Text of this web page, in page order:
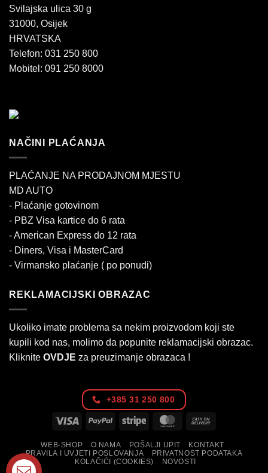
Svilajska ulica 30 g
31000, Osijek
HRVATSKA
Telefon: 031 250 800
Mobitel: 091 250 8000
NAČINI PLAĆANJA
PLAĆANJE NA PRODAJNOM MJESTU
MD AUTO
- Plaćanje gotovinom
- PBZ Visa kartice do 6 rata
- American Express do 12 rata
- Diners, Visa i MasterCard
- Virmansko plaćanje ( po ponudi)
REKLAMACIJSKI OBRAZAC
Ukoliko imate problema sa nekim proizvodom koji ste
kupili kod nas, molimo da popunite reklamacijski obrazac.
Kliknite OVDJE za preuzimanje obrazaca !
+385 31 250 800
Visa PayPal Stripe MasterCard
Delivery
WEB-SHOP O NAMA POŠALJI UPIT
KONTAKT
PRAVILA I UVJETI POSLOVANJA
PRIVATNOST PODATAKA
KOLAČIĆI (COOKIES)
NOVOSTI